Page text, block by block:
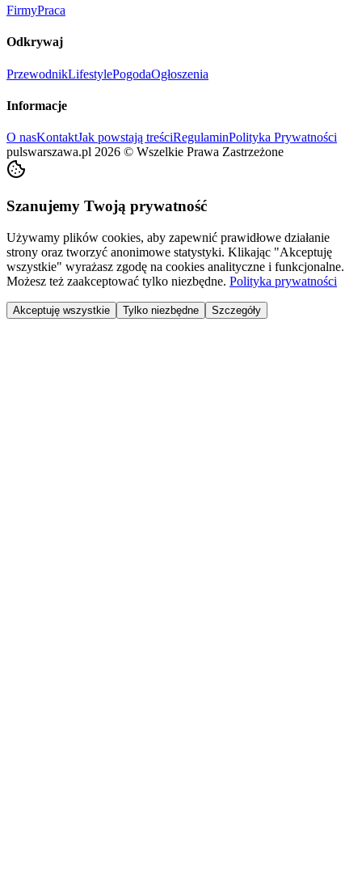
FirmyPraca
Odkrywaj
PrzewodnikLifestylePogodaOgłoszenia
Informacje
O nasKontaktJak powstają treściRegulaminPolityka Prywatności
pulswarszawa.pl 2026 © Wszelkie Prawa Zastrzeżone
Szanujemy Twoją prywatność
Używamy plików cookies, aby zapewnić prawidłowe działanie
strony oraz tworzyć anonimowe statystyki. Klikając "Akceptuję
wszystkie" wyrażasz zgodę na cookies analityczne i funkcjonalne.
Możesz też zaakceptować tylko niezbędne. Polityka prywatności
Akceptuję wszystkie Tylko niezbędne Szczegóły